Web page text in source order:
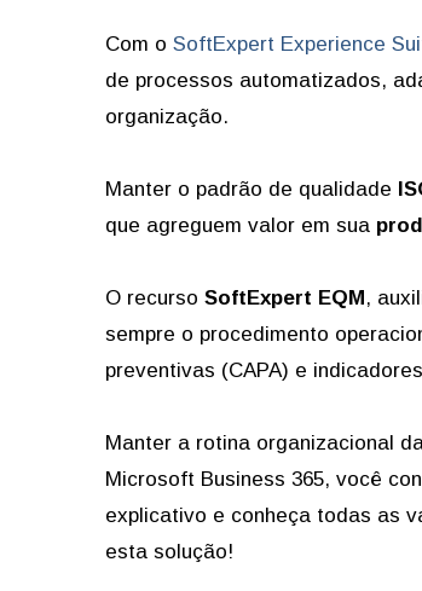
Com o SoftExpert Experience
de processos automatizados,
organização.
Manter o padrão de qualidade
que agreguem valor em sua
O recurso SoftExpert EQM,
sempre o procedimento
preventivas (CAPA) e
Manter a rotina organizacional
Microsoft Business 365, você
explicativo e conheça todas as
esta solução!